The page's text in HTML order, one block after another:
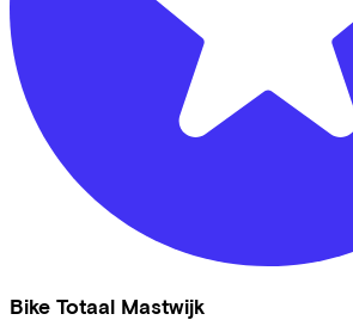
Bike Totaal Mastwijk